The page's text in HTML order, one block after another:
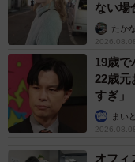
ない場
ストに
たか
19歳で
22歳元
すぎ」
まい
オフ